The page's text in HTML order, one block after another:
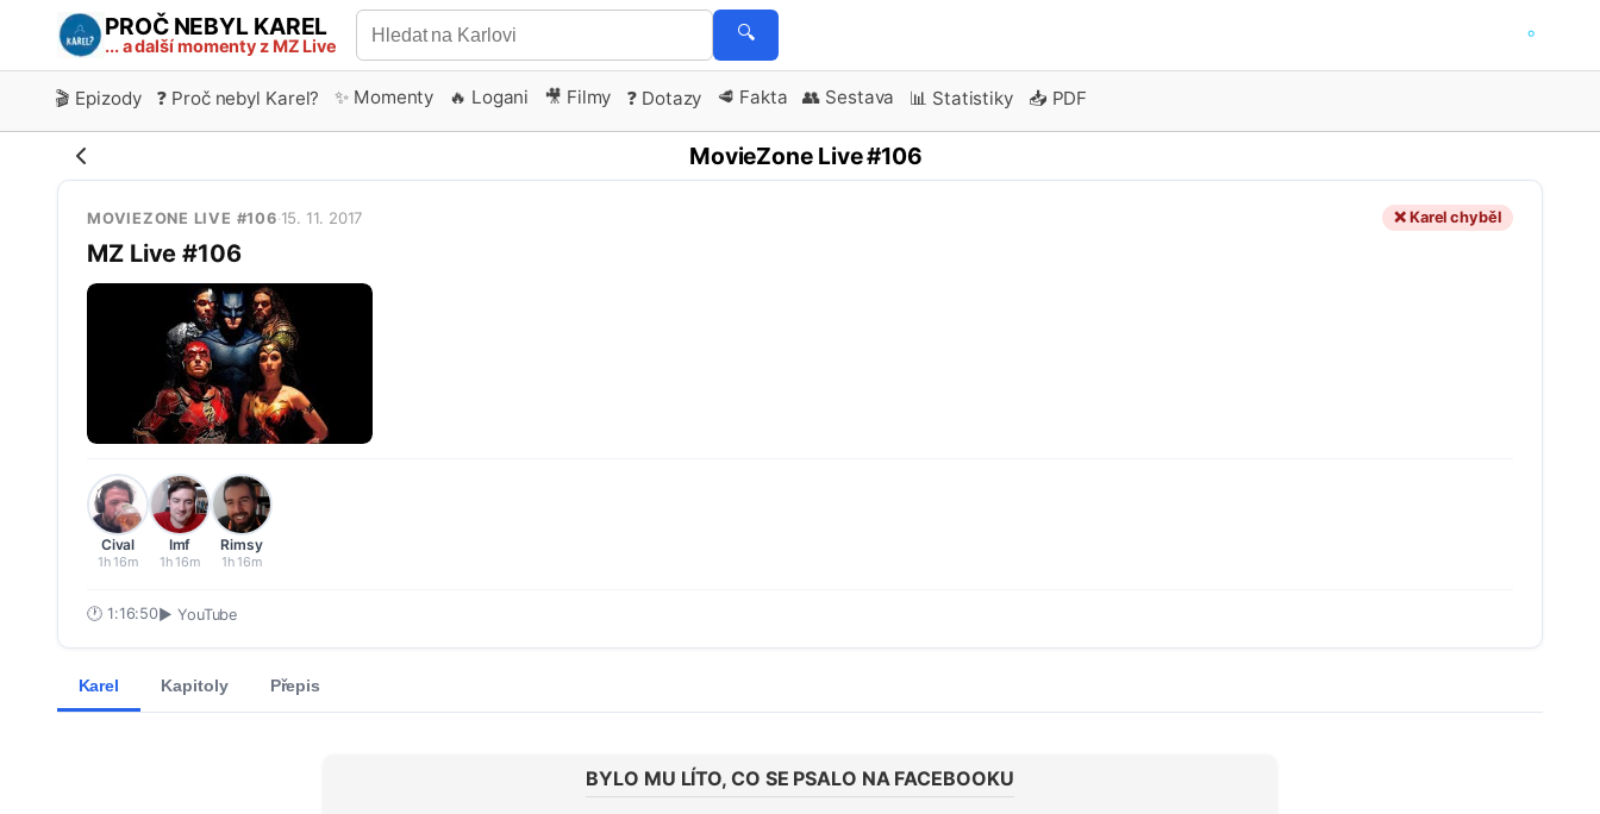
PROČ NEBYL KAREL
... a další momenty z MZ Live
🔍
🎬 Epizody ❓ Proč nebyl Karel? ✨ Momenty 🔥 Logani 🎥 Filmy ❓ Dotazy 🥩 Fakta 👥 Sestava 📊 Statistiky 📥 PDF
MovieZone Live #106
MOVIEZONE LIVE #106·15. 11. 2017 ❌ Karel chyběl
MZ Live #106
Cival
1h 16m
Imf
1h 16m
Rimsy
1h 16m
🕐 1:16:50▶ YouTube
Karel Kapitoly Přepis
BYLO MU LÍTO, CO SE PSALO NA FACEBOOKU